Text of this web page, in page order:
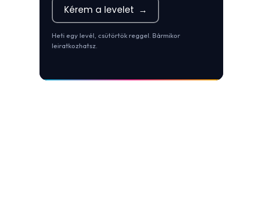
Kérem a levelet →
Heti egy levél, csütörtök reggel. Bármikor
leiratkozhatsz.